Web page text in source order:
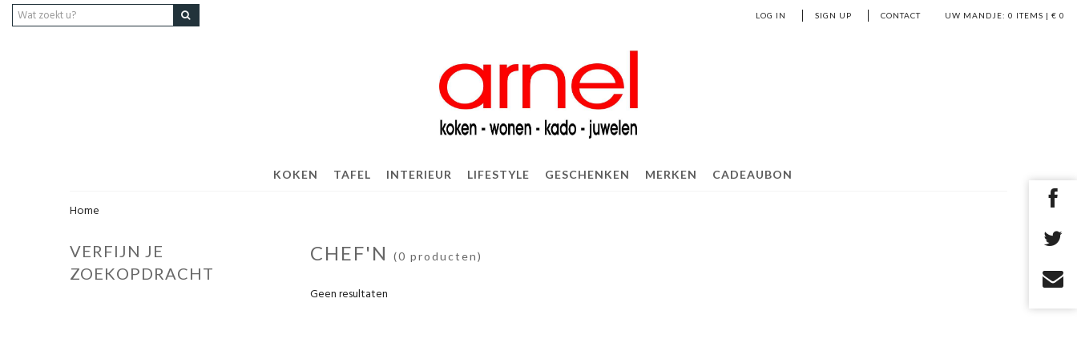
UW MANDJE: 0 ITEMS | € 0
LOG IN SIGN UP CONTACT
KOKEN TAFEL INTERIEUR LIFESTYLE GESCHENKEN MERKEN CADEAUBON
Home
VERFIJN JE
ZOEKOPDRACHT
CHEF'N (0 producten)
Geen resultaten